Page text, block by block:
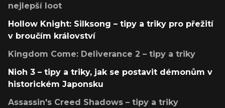
nejlepší loot
Hollow Knight: Silksong – tipy a triky pro přežití
v broučím království
Kingdom Come: Deliverance 2 – tipy a triky
Nioh 3 – tipy a triky, jak se postavit démonům v
historickém Japonsku
Assassin's Creed Shadows – tipy a triky